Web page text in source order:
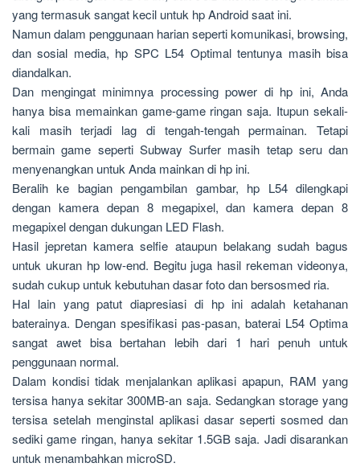
yang termasuk sangat kecil untuk hp Android saat ini.
Namun dalam penggunaan harian seperti komunikasi, browsing,
dan sosial media, hp SPC L54 Optimal tentunya masih bisa
diandalkan.
Dan mengingat minimnya processing power di hp ini, Anda
hanya bisa memainkan game-game ringan saja. Itupun sekali-
kali masih terjadi lag di tengah-tengah permainan. Tetapi
bermain game seperti Subway Surfer masih tetap seru dan
menyenangkan untuk Anda mainkan di hp ini.
Beralih ke bagian pengambilan gambar, hp L54 dilengkapi
dengan kamera depan 8 megapixel, dan kamera depan 8
megapixel dengan dukungan LED Flash.
Hasil jepretan kamera selfie ataupun belakang sudah bagus
untuk ukuran hp low-end. Begitu juga hasil rekeman videonya,
sudah cukup untuk kebutuhan dasar foto dan bersosmed ria.
Hal lain yang patut diapresiasi di hp ini adalah ketahanan
baterainya. Dengan spesifikasi pas-pasan, baterai L54 Optima
sangat awet bisa bertahan lebih dari 1 hari penuh untuk
penggunaan normal.
Dalam kondisi tidak menjalankan aplikasi apapun, RAM yang
tersisa hanya sekitar 300MB-an saja. Sedangkan storage yang
tersisa setelah menginstal aplikasi dasar seperti sosmed dan
sediki game ringan, hanya sekitar 1.5GB saja. Jadi disarankan
untuk menambahkan microSD.